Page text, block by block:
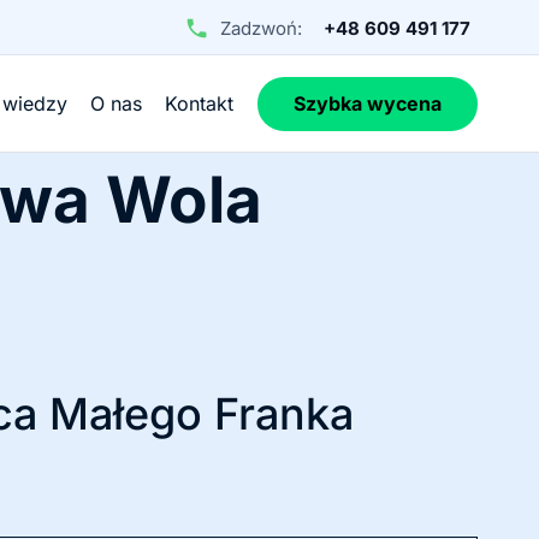
Zadzwoń: +48 609 491 177
O nas Kontakt Szybka wycena
Wola
Małego Franka